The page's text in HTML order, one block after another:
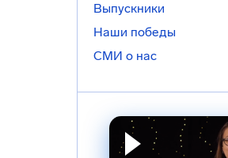
Выпускники
Наши победы
СМИ о нас